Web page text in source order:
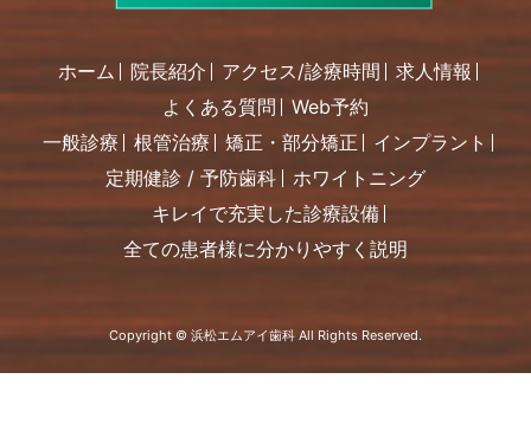
ホーム 院長紹介 アクセス/診療時間
求人情報
よくある質問
Web予約
一般診療
根管治療 矯正・部分矯正
インプラント
定期健診 / 予防歯科
ホワイトニング
キレイで充実した診療設備
全ての患者様に分かりやすく説明
Copyright © 浜松エムアイ歯科 All Rights Reserved.